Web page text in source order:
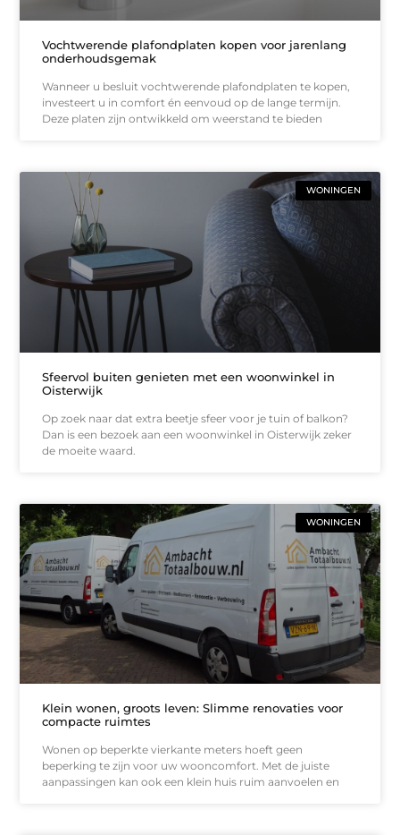
Vochtwerende plafondplaten kopen voor jarenlang
onderhoudsgemak
Wanneer u besluit vochtwerende plafondplaten te kopen,
investeert u in comfort én eenvoud op de lange termijn.
Deze platen zijn ontwikkeld om weerstand te bieden
WONINGEN
Sfeervol buiten genieten met een woonwinkel in
Oisterwijk
Op zoek naar dat extra beetje sfeer voor je tuin of balkon?
Dan is een bezoek aan een woonwinkel in Oisterwijk zeker
de moeite waard.
WONINGEN
Klein wonen, groots leven: Slimme renovaties voor
compacte ruimtes
Wonen op beperkte vierkante meters hoeft geen
beperking te zijn voor uw wooncomfort. Met de juiste
aanpassingen kan ook een klein huis ruim aanvoelen en